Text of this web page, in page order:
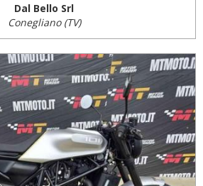
Dal Bello Srl
Conegliano (TV)